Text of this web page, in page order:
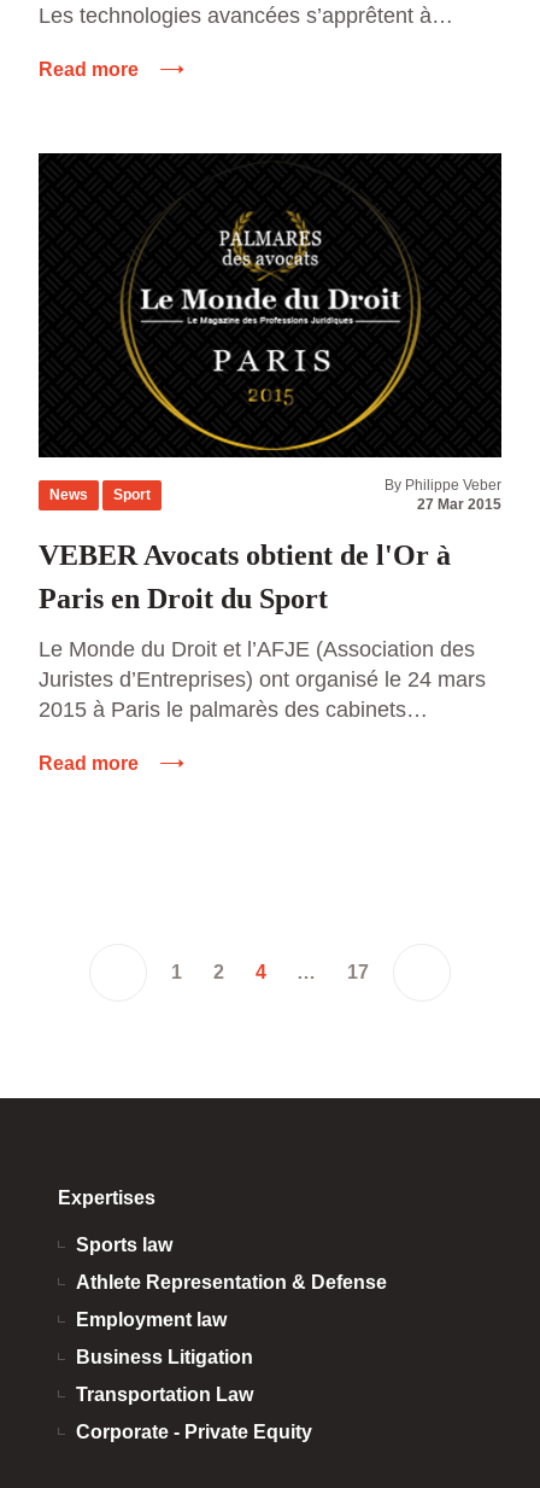
Les technologies avancées s’apprêtent à
elles s’inscrivent. Robots traders, robots
raison pour que la robotique ne s’immisce pas
dans les enceintes sportives. INTRODUCTION
[…]
Read more
News Sport
By Philippe Veber
27 Mar 2015
VEBER Avocats obtient de l'Or à
Paris en Droit du Sport
Le Monde du Droit et l’AFJE (Association des
Juristes d’Entreprises) ont organisé le 24 mars
2015 à Paris le palmarès des cabinets
Trophée d’Or en Droit du Sport. Ce prix est
Read more
1 2 4 … 17
Expertises
Sports law
Athlete Representation & Defense
Employment law
Business Litigation
Transportation Law
Corporate - Private Equity